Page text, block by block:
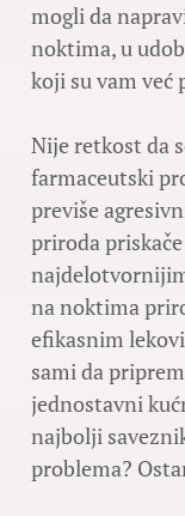
mogli da
noktima, u
koji su vam već
Nije retkost da
farmaceutski
previše
priroda
na noktima
efikasnim
sami da
jednostavni
najbolji
problema?